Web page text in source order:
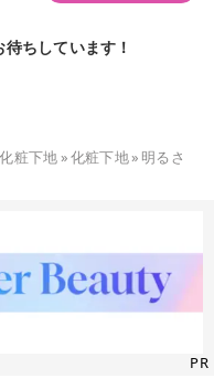
ちしています！
化粧下地»化粧下地» 明るさ
PR